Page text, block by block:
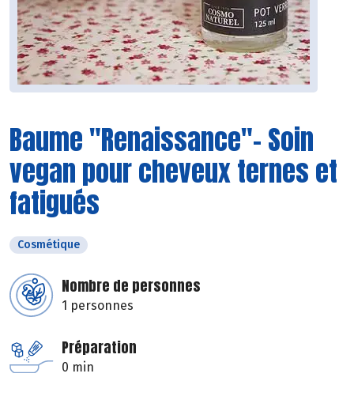
Baume "Renaissance"- Soin
vegan pour cheveux ternes et
fatigués
Cosmétique
Nombre de personnes
1 personnes
Préparation
0 min